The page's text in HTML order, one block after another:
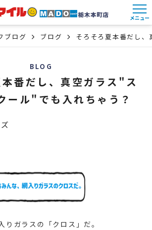
メニュー
ブログ ブログ そろそろ夏本番だし、
BLOG
番だし、真空ガラス"ス
ール"でも入れちゃう？
りガラスの「クロス」だ。